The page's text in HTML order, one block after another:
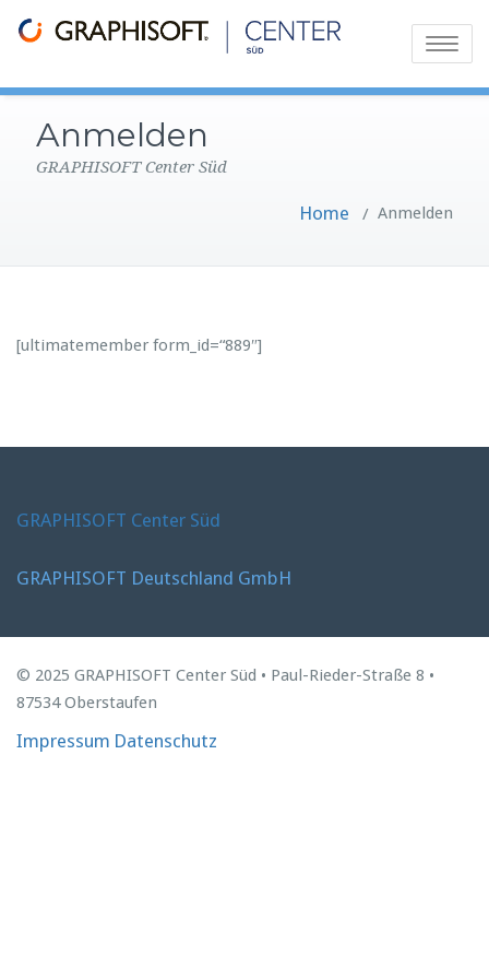
Toggle
Anmelden
GRAPHISOFT Center Süd
Home / Anmelden
[ultimatemember form_id=“889″]
GRAPHISOFT Center Süd
GRAPHISOFT Deutschland GmbH
© 2025 GRAPHISOFT Center Süd • Paul-Rieder-Straße 8 •
87534 Oberstaufen
Impressum Datenschutz